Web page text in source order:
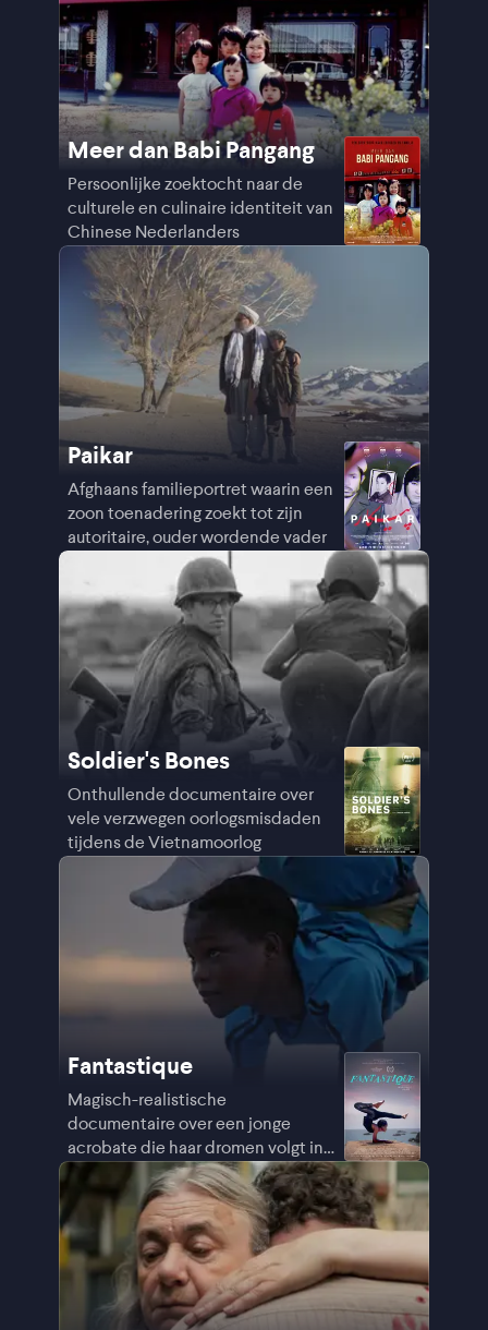
Meer dan Babi Pangang
Persoonlijke zoektocht naar de
culturele en culinaire identiteit van
Chinese Nederlanders
Paikar
Afghaans familieportret waarin een
zoon toenadering zoekt tot zijn
autoritaire, ouder wordende vader
Soldier's Bones
Onthullende documentaire over
vele verzwegen oorlogsmisdaden
tijdens de Vietnamoorlog
Fantastique
Magisch-realistische
documentaire over een jonge
acrobate die haar dromen volgt in
Guinee